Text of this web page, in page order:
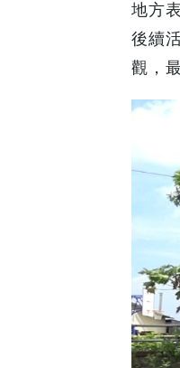
地方
後續
觀，